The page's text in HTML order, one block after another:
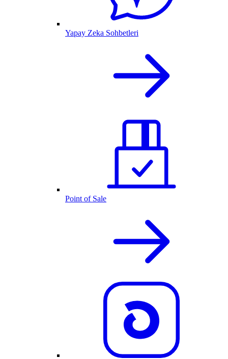
Yapay Zeka Sohbetleri
Point of Sale